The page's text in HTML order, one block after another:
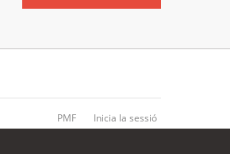
PMF Inicia la sessió